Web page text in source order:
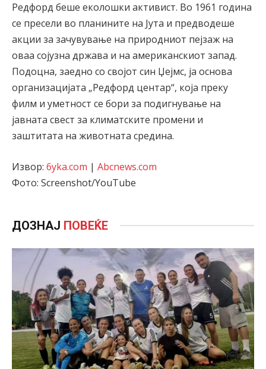
Редфорд беше еколошки активист. Во 1961 година
се пресели во планините на Јута и предводеше
акции за зачувување на природниот пејзаж на
оваа сојузна држава и на американскиот запад.
Подоцна, заедно со својот син Џејмс, ја основа
организацијата „Редфорд центар“, која преку
филм и уметност се бори за подигнување на
јавната свест за климатските промени и
заштитата на животната средина.
Извор: 6yka.com | Abcnews.com
Фото: Screenshot/YouTube
ДОЗНАЈ ПОВЕЌЕ